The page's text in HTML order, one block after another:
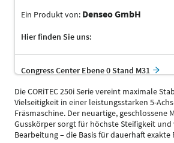
Ein Produkt von: Denseo GmbH
Hier finden Sie uns:
Congress Center Ebene 0 Stand M31
Die CORiTEC 250i Serie vereint maximale
Vielseitigkeit in einer leistungsstarken 5-
Fräsmaschine. Der neuartige, geschlossene
Gusskörper sorgt für höchste Steifigkeit
Bearbeitung – die Basis für dauerhaft exakte